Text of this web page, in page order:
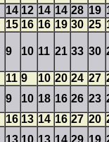
14 12 14 14 28 19
15 16 16 19 30 25
9 10 11 21 33 30
11 9 10 20 24 27
9 10 18 16 26 23
16 13 14 16 27 20
13 10 13 14 29 19